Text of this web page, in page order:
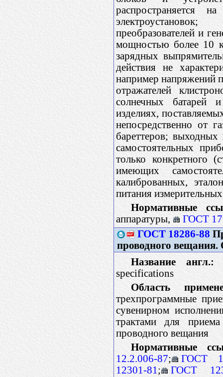
распространяется
преобразователей и
мощностью более 10
зарядных
действия не
например напряжений
отражателей
солнечных батарей
изделиях,
непосредственно от
бареттеров;
самостоятельных
только конкретного
имеющих
калиброванных,
питания
Нормативные
аппаратуры,
ГОСТ
ГОСТ 18286-88
проводного вещания.
Название англ.:
specifications
Область
трехпрограммные
сувенирном
трактами для
проводного вещания
Нормативные
12.2.006-87;
ГОСТ
12301-81 ;
ГОСТ